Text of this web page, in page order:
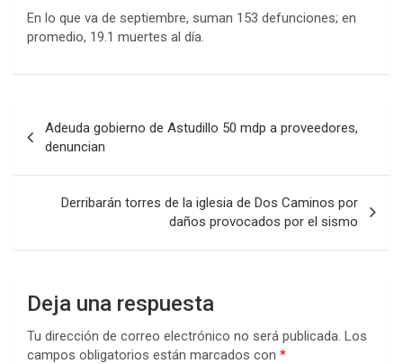
En lo que va de septiembre, suman 153 defunciones; en
promedio, 19.1 muertes al día.
de
entradas
Adeuda gobierno de Astudillo 50 mdp a proveedores,
denuncian
Derribarán torres de la iglesia de Dos Caminos por
daños provocados por el sismo
Deja una respuesta
Tu dirección de correo electrónico no será publicada. Los
campos obligatorios están marcados con *